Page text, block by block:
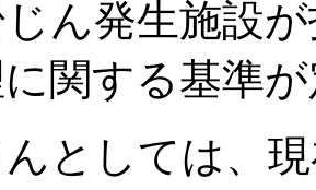
ん発生施設
関する基準
としては、